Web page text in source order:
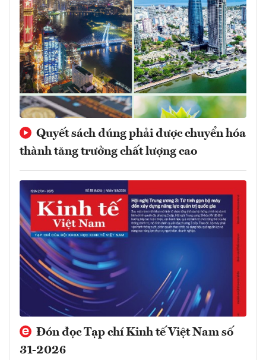
Quyết sách đúng phải được chuyển hóa
thành tăng trưởng chất lượng cao
Đón đọc Tạp chí Kinh tế Việt Nam số
31-2026